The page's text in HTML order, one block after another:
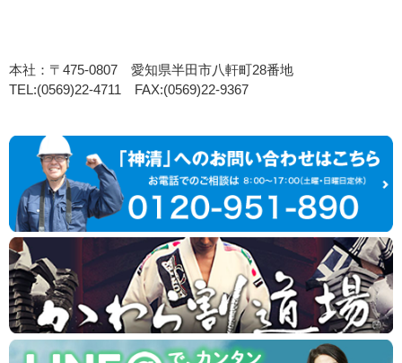
本社：〒475-0807 愛知県半田市八軒町28番地
TEL:(0569)22-4711 FAX:(0569)22-9367